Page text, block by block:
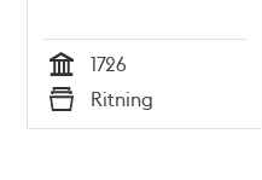
Tid
1726
Typ
Ritning